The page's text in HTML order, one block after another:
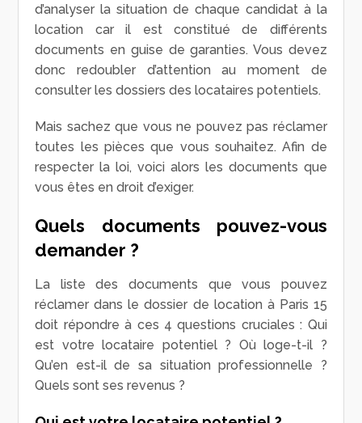
d’analyser la situation de chaque candidat à la
location car il est constitué de différents
documents en guise de garanties. Vous devez
donc redoubler d’attention au moment de
consulter les dossiers des locataires potentiels.
Mais sachez que vous ne pouvez pas réclamer
toutes les pièces que vous souhaitez. Afin de
respecter la loi, voici alors les documents que
vous êtes en droit d’exiger.
Quels documents pouvez-vous
demander ?
La liste des documents que vous pouvez
réclamer dans le dossier de location à Paris 15
doit répondre à ces 4 questions cruciales : Qui
est votre locataire potentiel ? Où loge-t-il ?
Qu’en est-il de sa situation professionnelle ?
Quels sont ses revenus ?